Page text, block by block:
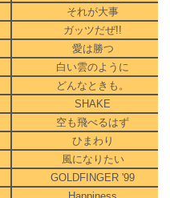
それが大事
ガッツだぜ!!
愛は勝つ
白い雲のように
どんなときも。
SHAKE
空も飛べるはず
ひまわり
風になりたい
GOLDFINGER '99